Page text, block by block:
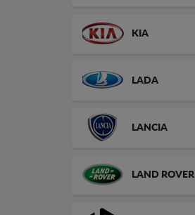
KIA
LADA
LANCIA
LAND ROVER